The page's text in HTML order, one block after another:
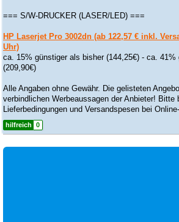
=== S/W-DRUCKER (LASER/LED) ===
HP Laserjet Pro 3002dn (ab 122,57 € inkl.
Uhr)
ca. 15% günstiger als bisher (144,25€) - ca. 41%
(209,90€)
Alle Angaben ohne Gewähr. Die gelisteten
verbindlichen Werbeaussagen der Anbieter! Bitte
Lieferbedingungen und Versandspesen bei
hilfreich 0